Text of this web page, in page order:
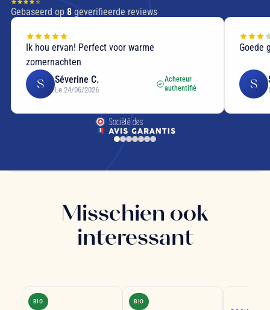
Gebaseerd op 8geverifieerde reviews
Ik hou ervan! Perfect voor warme
zomernachten
S Séverine C.
Le 24/06/2026
Acheteur
authentifié
Goede
S
Misschien ook
interessant
BIO BIO